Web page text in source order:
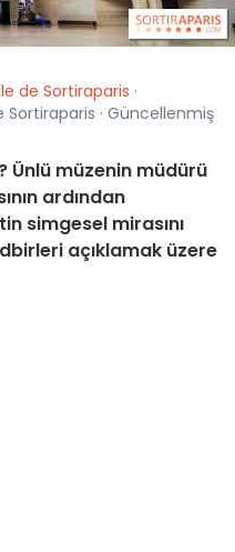
de Sortiraparis ·
· Güncellenmiş
Ünlü müzenin müdürü
ardından
simgesel mirasını
açıklamak üzere